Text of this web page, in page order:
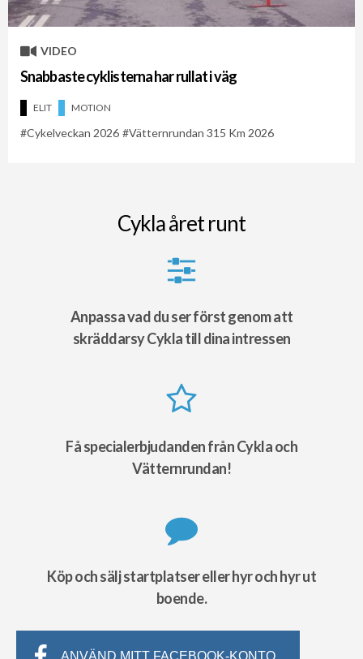
VIDEO
Snabbaste cyklisterna har rullat i väg
ELIT MOTION
Cykelveckan 2026 Vätternrundan 315 Km 2026
Cykla året runt
Anpassa vad du ser först genom att
skräddarsy Cykla till dina intressen
Få specialerbjudanden från Cykla och
Vätternrundan!
Köp och sälj startplatser eller hyr och hyr ut
boende.